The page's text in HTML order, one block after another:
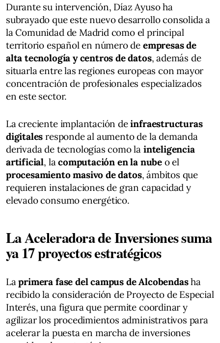
Durante su intervención, Díaz Ayuso ha
subrayado que este nuevo desarrollo consolida a
la Comunidad de Madrid como el principal
territorio español en número de empresas de
alta tecnología y centros de datos, además de
situarla entre las regiones europeas con mayor
concentración de profesionales especializados
en este sector.
La creciente implantación deinfraestructuras
digitalesresponde al aumento de la demanda
derivada de tecnologías como la inteligencia
artificial, lacomputación en la nube o el
procesamiento masivo de datos, ámbitos que
requieren instalaciones de gran capacidad y
elevado consumo energético.
La Aceleradora de Inversiones suma
ya 17 proyectos estratégicos
Laprimera fase del campus de Alcobendasha
recibido la consideración de Proyecto de Especial
Interés, una figura que permite coordinar y
agilizar los procedimientos administrativos para
acelerar la puesta en marcha de inversiones